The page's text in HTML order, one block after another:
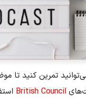
تمرین کنید تا
British Council